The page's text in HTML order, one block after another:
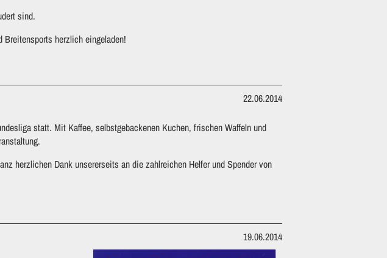
sind.
herzlich eingeladen!
22.06.2014
statt. Mit Kaffee, selbstgebackenen Kuchen, frischen Waffeln und
herzlichen Dank unsererseits an die zahlreichen Helfer und Spender von
19.06.2014